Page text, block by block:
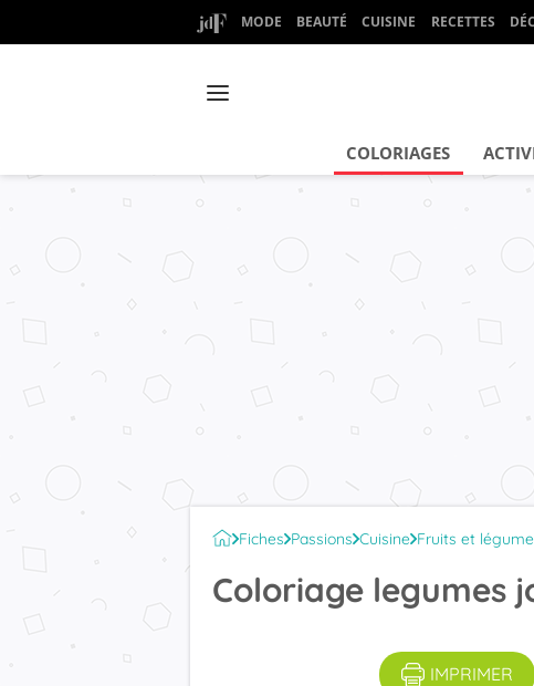
MODE BEAUTÉ CUISINE RECETTES
COLORIAGES
Fiches Passions Cuisine Fruits et
Coloriage legumes
IMPRIMER